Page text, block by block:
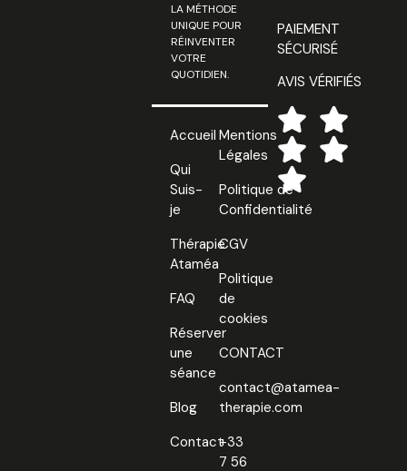
LA MÉTHODE
UNIQUE POUR
RÉINVENTER
VOTRE
QUOTIDIEN.
Accueil
Qui
Suis-
je
Thérapie
Ataméa
FAQ
Réserver
une
séance
Blog
Contact
Mentions
Légales
Politique de
Confidentialité
CGV
Politique
de
cookies
CONTACT
contact@atamea-
therapie.com
+33
7 56
PAIEMENT
SÉCURISÉ
AVIS VÉRIFIÉS